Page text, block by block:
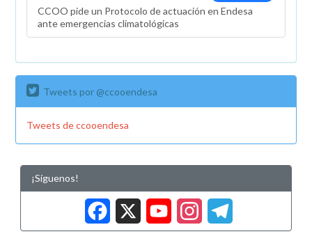
CCOO pide un Protocolo de actuación en Endesa
ante emergencias climatológicas
Tweets por @ccooendesa
Tweets de ccooendesa
¡Síguenos!
Facebook
X